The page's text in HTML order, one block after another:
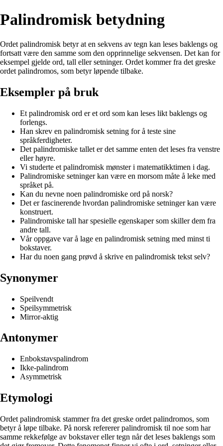
Palindromisk betydning
Ordet palindromisk betyr at en sekvens av tegn kan leses baklengs og
fortsatt være den samme som den opprinnelige sekvensen. Det kan for
eksempel gjelde ord, tall eller setninger. Ordet kommer fra det greske
ordet palindromos, som betyr løpende tilbake.
Eksempler på bruk
Et palindromisk ord er et ord som kan leses likt baklengs og
forlengs.
Han skrev en palindromisk setning for å teste sine
språkferdigheter.
Det palindromiske tallet er det samme enten det leses fra venstre
eller høyre.
Vi studerte et palindromisk mønster i matematikktimen i dag.
Palindromiske setninger kan være en morsom måte å leke med
språket på.
Kan du nevne noen palindromiske ord på norsk?
Det er fascinerende hvordan palindromiske setninger kan være
konstruert.
Palindromiske tall har spesielle egenskaper som skiller dem fra
andre tall.
Vår oppgave var å lage en palindromisk setning med minst ti
bokstaver.
Har du noen gang prøvd å skrive en palindromisk tekst selv?
Synonymer
Speilvendt
Speilsymmetrisk
Mirror-aktig
Antonymer
Enbokstavspalindrom
Ikke-palindrom
Asymmetrisk
Etymologi
Ordet palindromisk stammer fra det greske ordet palindromos, som
betyr å løpe tilbake. På norsk refererer palindromisk til noe som har
samme rekkefølge av bokstaver eller tegn når det leses baklengs som